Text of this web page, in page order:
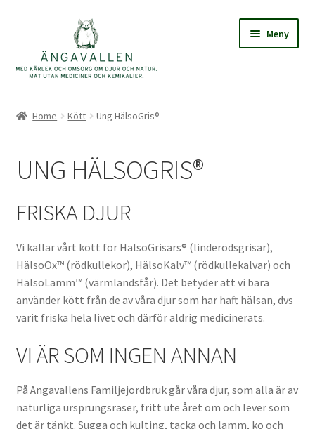
navigering
innehåll
Meny
Hem
Hemleverans
Köp- och leveransvillkor i Ängavallens webbutik
Mitt konto
Till kassan
Varukorg
Webbutik
Home Kött Ung HälsoGris®
UNG HÄLSOGRIS®
FRISKA DJUR
Vi kallar vårt kött för HälsoGrisars® (linderödsgrisar),
HälsoOx™ (rödkullekor), HälsoKalv™ (rödkullekalvar) och
HälsoLamm™ (värmlandsfår). Det betyder att vi bara
använder kött från de av våra djur som har haft hälsan, dvs
varit friska hela livet och därför aldrig medicinerats.
VI ÄR SOM INGEN ANNAN
På Ängavallens Familjejordbruk går våra djur, som alla är av
naturliga ursprungsraser, fritt ute året om och lever som
det är tänkt. Sugga och kulting, tacka och lamm, ko och